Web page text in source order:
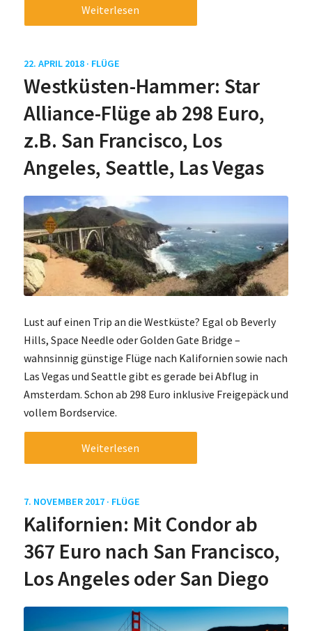
Weiterlesen
22. APRIL 2018 · FLÜGE
Westküsten-Hammer: Star
Alliance-Flüge ab 298 Euro,
z.B. San Francisco, Los
Angeles, Seattle, Las Vegas
Lust auf einen Trip an die Westküste? Egal ob Beverly
Hills, Space Needle oder Golden Gate Bridge –
wahnsinnig günstige Flüge nach Kalifornien sowie nach
Las Vegas und Seattle gibt es gerade bei Abflug in
Amsterdam. Schon ab 298 Euro inklusive Freigepäck und
vollem Bordservice.
Weiterlesen
7. NOVEMBER 2017 · FLÜGE
Kalifornien: Mit Condor ab
367 Euro nach San Francisco,
Los Angeles oder San Diego